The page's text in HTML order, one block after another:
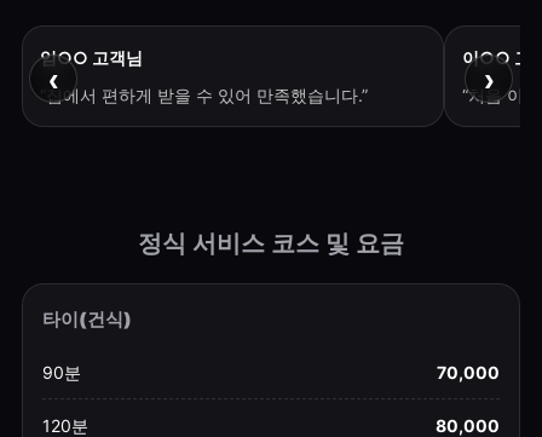
‹
임○○ 고객님
“집에서 편하게 받을 수 있어 만족했습니다.”
이○○ 고
“처음 이
›
정식 서비스 코스 및 요금
타이(건식)
90분 70,000
120분 80,000